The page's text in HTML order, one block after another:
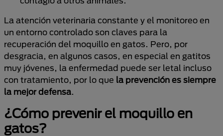
La atención veterinaria constante y el monitoreo en
un entorno controlado son claves para la
recuperación del moquillo en gatos. Pero, por
desgracia, en algunos casos, en especial en gatitos
muy jóvenes, la enfermedad puede ser letal incluso
con tratamiento, por lo que la prevención es siempre
la mejor defensa.
¿Cómo prevenir el moquillo en
gatos?